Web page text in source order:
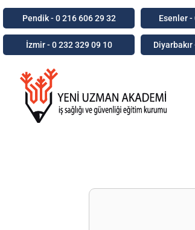
Pendik - 0 216 606 29 32 Esenler -
İzmir - 0 232 329 09 10